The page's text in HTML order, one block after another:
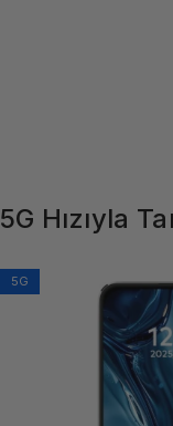
5G Hızıyla
5G